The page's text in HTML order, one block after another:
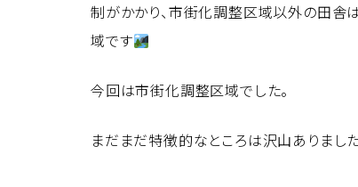
制がかかり、市街化調整区域以外の田舎
域です
今回は市街化調整区域でした。
まだまだ特徴的なところは沢山ありまし